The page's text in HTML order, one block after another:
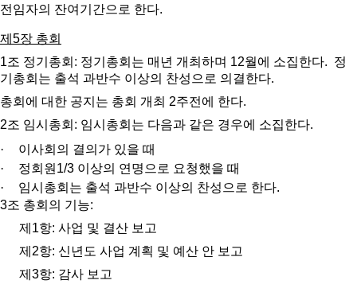
전임자의 잔여기간으로 한다.
제 5장 총회
1조 정기총회 : 정기총회는 매년 개최하며 12월에 소집한다. 정
기총회는 출석 과반수 이상의 찬성으로 의결한다.
총회에 대한 공지는 총회 개최 2주전에 한다.
2조 임시총회 : 임시총회는 다음과 같은 경우에 소집한다.
·
이사회의 결의가 있을 때
·
정회원1/3 이상의 연명으로 요청했을 때
·
임시총회는 출석 과반수 이상의 찬성으로 한다.
3조 총회의 기능:
제 1항: 사업 및 결산 보고
제 2항: 신년도 사업 계획 및 예산 안 보고
제 3항: 감사 보고